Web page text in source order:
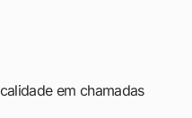
em chamadas